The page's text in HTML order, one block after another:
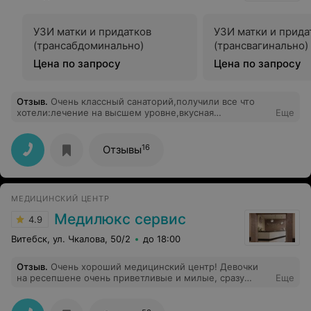
поциента.А до 30. 08 - хоть ты помирай. Больше мы в
эту поликлинику не ногой. Врачи новые просто ужас.
Пациенты для них это не люди а расходный материал.
Вот тебе и бесплатная медицина
УЗИ матки и придатков
(трансабдоминально)
Цена по запросу
УЗИ матки и
(трансвагинально)
Цена по запросу
Отзыв. Очень классный санаторий,получили все что
хотели:лечение на высшем уровне,вкусная
,приветливый персонал,БАССЕЙН-супер,дествительно
в минералке плавали!
Еще
Отзывы16
МЕДИЦИНСКИЙ ЦЕНТР
4.9 Медилюкс сервис
Витебск, ул. Чкалова, 50/2 до 18:00
Отзыв. Очень хороший медицинский центр! Девочки
на ресепшене очень приветливые и милые, сразу
приём врача диетолога. И осталась очень довольна
Еще